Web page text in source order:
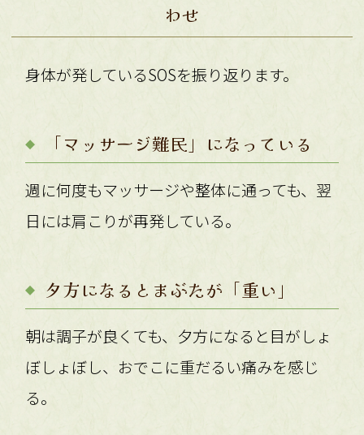
わせ
身体が発しているSOSを振り返ります。
「マッサージ難民」になっている
週に何度もマッサージや整体に通っても、翌
日には肩こりが再発している。
夕方になるとまぶたが「重い」
朝は調子が良くても、夕方になると目がしょ
ぼしょぼし、おでこに重だるい痛みを感じ
る。